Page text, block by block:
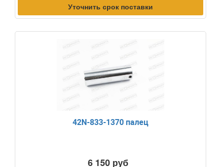
Уточнить срок поставки
42N-833-1370 палец
6 150 руб